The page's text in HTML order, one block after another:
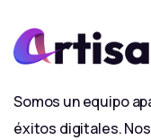
Somos un equipo
éxitos digitales.